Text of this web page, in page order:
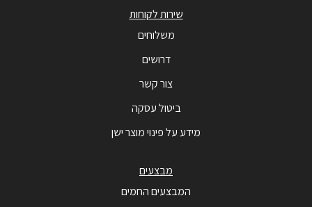
שירות לקוחות
משלוחים
דרושים
צור קשר
ביטול עסקה
מידע על פינוי מוצר ישן
מבצעים
המבצעים החמים